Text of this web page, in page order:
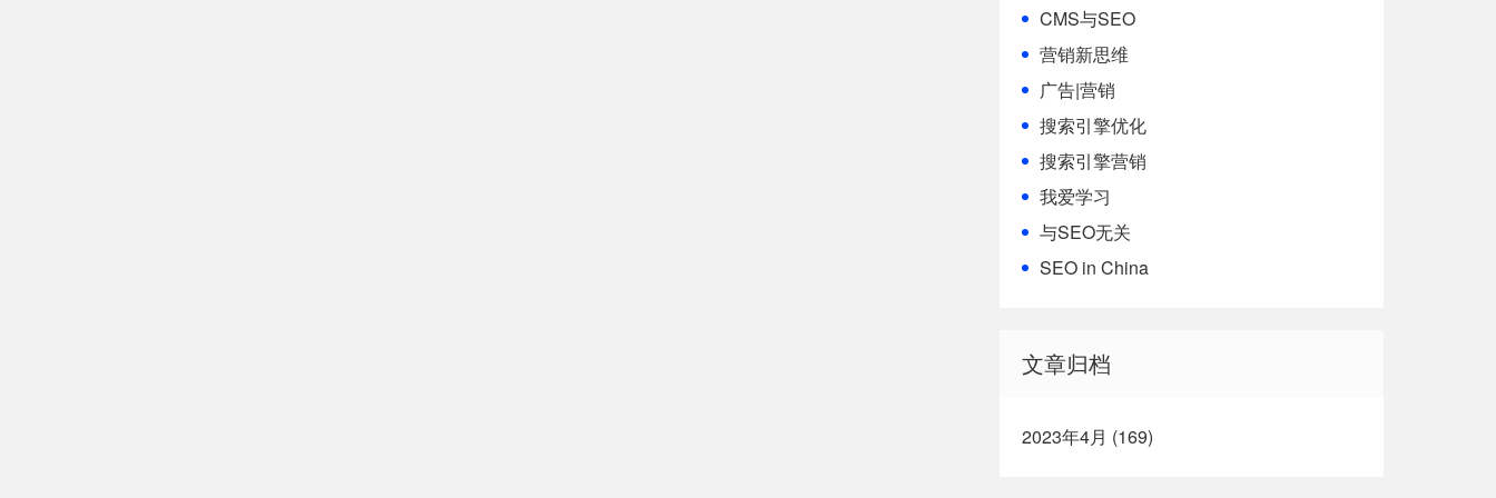
CMS与SEO
营销新思维
广告|营销
搜索引擎优化
搜索引擎营销
我爱学习
与SEO无关
SEO in China
文章归档
2023年4月 (169)